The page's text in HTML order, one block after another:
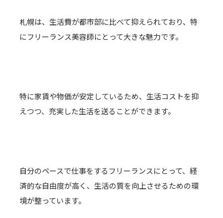
札幌は、生活費が都市部に比べて抑えられており、特
にフリーランス美容師にとって大きな魅力です。
特に家賃や物価が安定しているため、生活コストを抑
えつつ、充実した生活を送ることができます。
自分のペースで仕事をするフリーランスにとって、経
済的な自由度が高く、生活の質を向上させるための環
境が整っています。